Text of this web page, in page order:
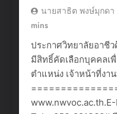
นายสาธิต พงษ์มุกดา
mins
ประกาศวิทยาลัยอาชี
มีสิทธิ์คัดเลือกบุคคลเ
ตำแหน่ง เจ้าหน้าที่งา